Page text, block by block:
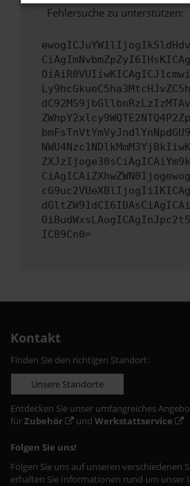
Fehlersuche zu unterstützen:
ICB9Cn0=
Kontakt
Finden Sie den richtigen Standort:
Unsere Standorte
Entdecken Sie unser umfangreiches
fürZubehör und Werkstattservice
Folgen Sie uns!
Folgen Sie uns auf unseren verschiedenen
erhalten Sie Informationen rund um unser